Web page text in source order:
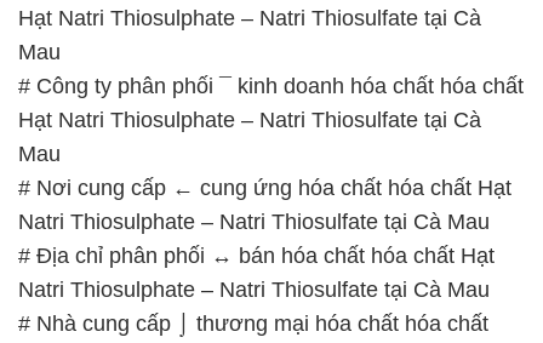
Hạt Natri Thiosulphate – Natri Thiosulfate tại Cà
Mau
# Công ty phân phối ¯ kinh doanh hóa chất hóa chất
Hạt Natri Thiosulphate – Natri Thiosulfate tại Cà
Mau
# Nơi cung cấp ← cung ứng hóa chất hóa chất Hạt
Natri Thiosulphate – Natri Thiosulfate tại Cà Mau
# Địa chỉ phân phối ↔ bán hóa chất hóa chất Hạt
Natri Thiosulphate – Natri Thiosulfate tại Cà Mau
# Nhà cung cấp ⌡ thương mại hóa chất hóa chất